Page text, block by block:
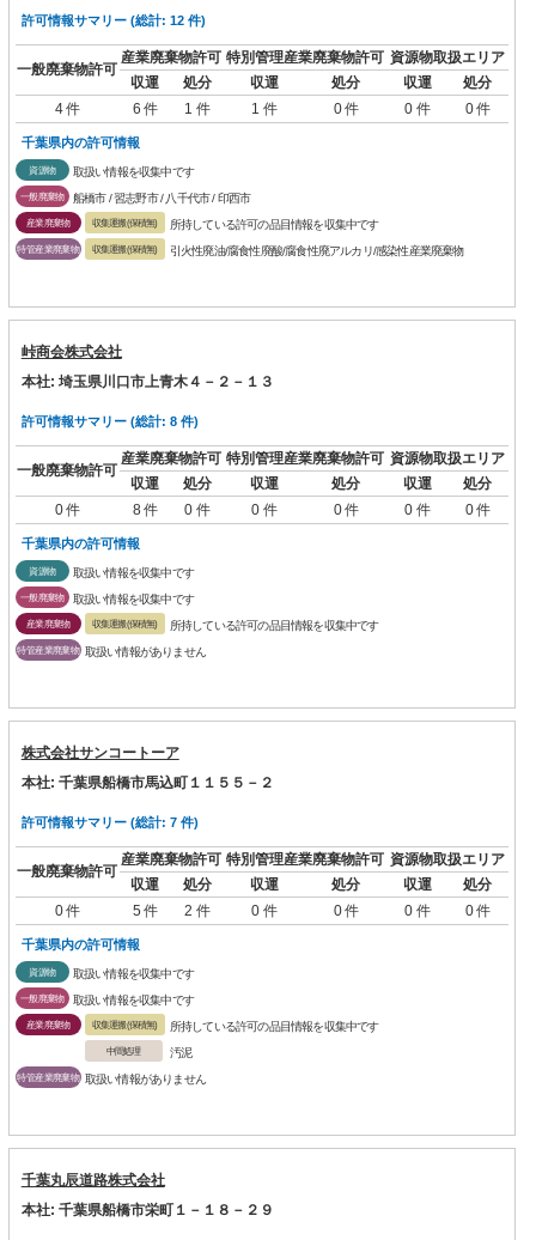
許可情報サマリー (総計: 12 件)
一般廃棄物許可
産業廃棄物許可 特別管理産業廃棄物許可 資源物取扱エリア
収運
処分 収運 処分 収運
処分
4 件
6 件 1 件 1 件 0 件 0 件 0 件
千葉県内の許可情報
資源物 取扱い情報を収集中です
一般廃棄物 船橋市 / 習志野市 / 八千代市 / 印西市
産業廃棄物 収集運搬(保積無) 所持している許可の品目情報を収集中です
特管産業廃棄物 収集運搬(保積無) 引火性廃油/腐食性廃酸/腐食性廃アルカリ/感染性産業廃棄物
峠商会株式会社
本社: 埼玉県川口市上青木４－２－１３
許可情報サマリー (総計: 8 件)
一般廃棄物許可
産業廃棄物許可 特別管理産業廃棄物許可 資源物取扱エリア
収運
処分 収運 処分 収運
処分
0 件
8 件 0 件 0 件 0 件 0 件 0 件
千葉県内の許可情報
資源物 取扱い情報を収集中です
一般廃棄物 取扱い情報を収集中です
産業廃棄物 収集運搬(保積無) 所持している許可の品目情報を収集中です
特管産業廃棄物 取扱い情報がありません
株式会社サンコートーア
本社: 千葉県船橋市馬込町１１５５－２
許可情報サマリー (総計: 7 件)
一般廃棄物許可
産業廃棄物許可 特別管理産業廃棄物許可 資源物取扱エリア
収運
処分 収運 処分 収運
処分
0 件
5 件 2 件 0 件 0 件 0 件 0 件
千葉県内の許可情報
資源物 取扱い情報を収集中です
一般廃棄物 取扱い情報を収集中です
産業廃棄物 収集運搬(保積無) 所持している許可の品目情報を収集中です
中間処理 汚泥
特管産業廃棄物 取扱い情報がありません
千葉丸辰道路株式会社
本社: 千葉県船橋市栄町１－１８－２９